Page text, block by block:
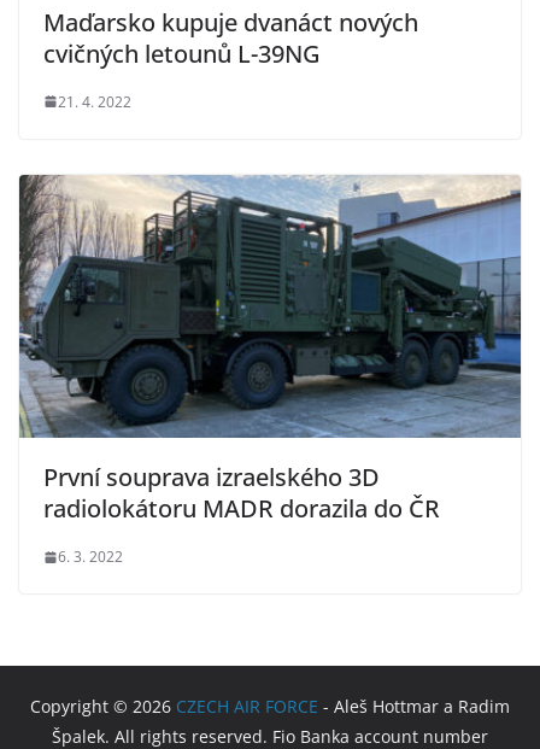
Maďarsko kupuje dvanáct nových
cvičných letounů L-39NG
21. 4. 2022
První souprava izraelského 3D
radiolokátoru MADR dorazila do ČR
6. 3. 2022
Copyright © 2026 CZECH AIR FORCE - Aleš Hottmar a Radim
Špalek. All rights reserved. Fio Banka account number